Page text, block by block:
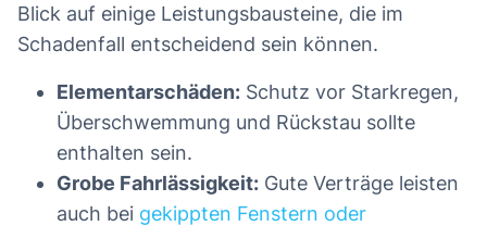
Blick auf einige Leistungsbausteine, die im
Schadenfall entscheidend sein können.
Elementarschäden: Schutz vor Starkregen,
Überschwemmung und Rückstau sollte
enthalten sein.
Grobe Fahrlässigkeit: Gute Verträge leisten
auch bei gekippten Fenstern oder